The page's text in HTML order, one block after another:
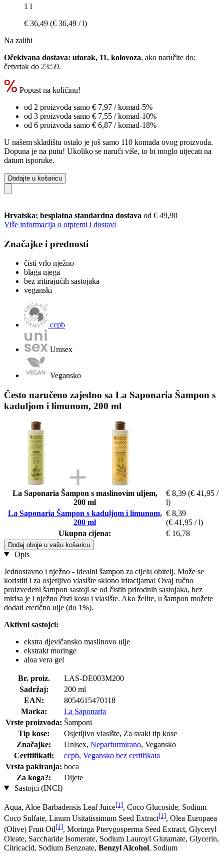
1 l
€ 36,49 (€ 36,49 / l)
Na zalihi
Očekivana dostava: utorak, 11. kolovoza, ako naručite do:
četvrtak do 23:59.
Popust na količinu!
od 2 proizvoda samo € 7,97 / komad-5%
od 3 proizvoda samo € 7,55 / komad-10%
od 6 proizvoda samo € 6,87 / komad-18%
U našem skladištu ostalo je još samo 110 komada ovog proizvoda.
Dopuna je na putu! Ukoliko se naruči više, to bi moglo utjecati na
datum isporuke.
Dodajte u košaricu
Hrvatska: besplatna standardna dostava od € 49,90
Više informacija o otpremi i dostavi
Značajke i prednosti
čisti vrlo nježno
blaga njega
bez iritirajućih sastojaka
veganski
ccpb
Unisex
Vegansko
Često naručeno zajedno sa La Saponaria Šampon s
kaduljom i limunom, 200 ml
La Saponaria Šampon s maslinovim uljem,
200 ml
€ 8,39 (€ 41,95 /
l)
La Saponaria Šampon s kaduljom i limunom,
200 ml
€ 8,39
(€ 41,95 / l)
Ukupna cijena:
€ 16,78
Dodaj oboje u vašu košaricu
Opis
Jednostavno i nježno - idealni šampon za cijelu obitelj. Može se
koristiti i za osjetljivo vlasište sklono iritacijama! Ovaj ručno
proizvedeni šampon sastoji se od čistih prirodnih sastojaka, bez
mirisa je i nježno čisti kosu i vlasište. Ako želite, u šampon možete
dodati eterično ulje (do 1%).
Aktivni sastojci:
ekstra djevičansko maslinovo ulje
ekstrakt moringe
aloa vera gel
Br. proiz.
LAS-DE003M200
Sadržaj:
200 ml
EAN:
8054615470118
Marka:
La Saponaria
Vrste proizvoda: Šamponi
Tip kose:
Osjetljivo vlasište, Za svaki tip kose
Značajke:
Unisex, Neparfurmirano, Vegansko
Certtifikati:
ccpb, Vegansko bez certifikata
Vrsta pakiranja: boca
Za koga?:
Dijete
Sastojci (INCI)
Aqua, Aloe Barbadensis Leaf Juice[1], Coco Glucoside, Sodium
Coco­ Sulfate, Linum Usitatissimum Seed Extract[1], Olea Europaea
(Olive) Fruit Oil[1], Moringa Pterygosperma Seed Extract, Glyceryl
Oleate, Saccharide Isomerate, Sodium Lauroyl Glutamate, Glycerin,
Citricacid, Sodium Benzoate, Benzyl Alcohol, Sodium